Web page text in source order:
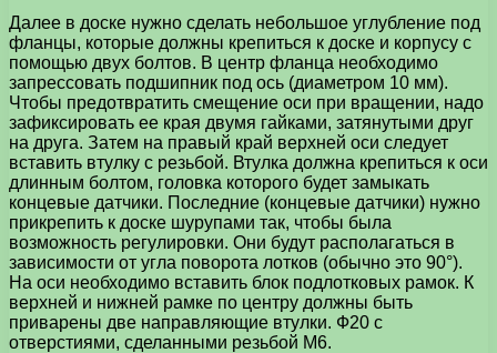
Далее в доске нужно сделать небольшое углубление под
фланцы, которые должны крепиться к доске и корпусу с
помощью двух болтов. В центр фланца необходимо
запрессовать подшипник под ось (диаметром 10 мм).
Чтобы предотвратить смещение оси при вращении, надо
зафиксировать ее края двумя гайками, затянутыми друг
на друга. Затем на правый край верхней оси следует
вставить втулку с резьбой. Втулка должна крепиться к оси
длинным болтом, головка которого будет замыкать
концевые датчики. Последние (концевые датчики) нужно
прикрепить к доске шурупами так, чтобы была
возможность регулировки. Они будут располагаться в
зависимости от угла поворота лотков (обычно это 90°).
На оси необходимо вставить блок подлотковых рамок. К
верхней и нижней рамке по центру должны быть
приварены две направляющие втулки. Ф20 с
отверстиями, сделанными резьбой М6.